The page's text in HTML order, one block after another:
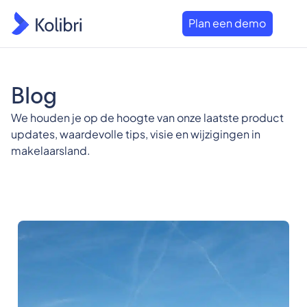
Plan een demo
Blog
We houden je op de hoogte van onze laatste product
updates, waardevolle tips, visie en wijzigingen in
makelaarsland.